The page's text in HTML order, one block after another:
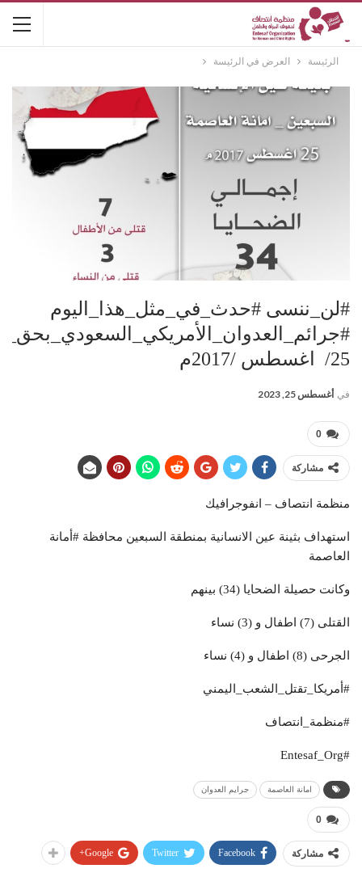
الرئيسة العرض في الرئيسة
#لن_ننسى #حدث_في_مثل_هذا_اليوم
25/ اغسطس /2017م
في أغسطس 25, 2023
0
مشاركة
منظمة انتصاف – انفوجرافيك
استهداف بثينة عين الانسانية بمنطقة السبعين محافظة #أمانة
العاصمة
وكانت حصيلة الضحايا (34) بينهم
القتلى (7) اطفال و (3) نساء
الجرحى (8) اطفال و (4) نساء
#أمريكا_تقتل_الشعب_اليمني
#منظمة_انتصاف
#Entesaf_Org
امانة العاصمة جرايم العدوان
0
مشاركة Facebook
Twitter
Google+